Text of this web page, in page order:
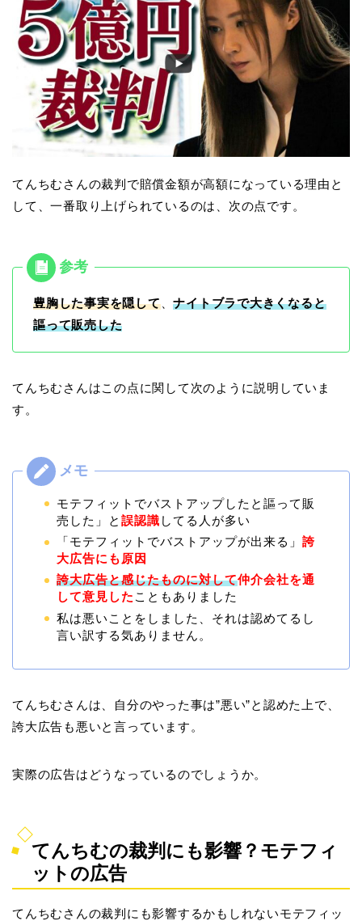
てんちむさんの裁判で賠償金額が高額になっている理由と
して、一番取り上げられているのは、次の点です。
豊胸した事実を隠して、ナイトブラで大きくなると
謳って販売した
てんちむさんはこの点に関して次のように説明していま
す。
モテフィットでバストアップしたと謳って販
売した」と 誤認識 してる人が多い
「モテフィットでバストアップが出来る」 誇
大広告にも原因
誇大広告と感じたものに対して仲介会社を通
して意見した こともありました
私は悪いことをしました、それは認めてるし
言い訳する気ありません。
てんちむさんは、自分のやった事は”悪い”と認めた上で、
誇大広告も悪いと言っています。
実際の広告はどうなっているのでしょうか。
てんちむの裁判にも影響？モテフィ
ットの広告
てんちむさんの裁判にも影響するかもしれないモテフィッ